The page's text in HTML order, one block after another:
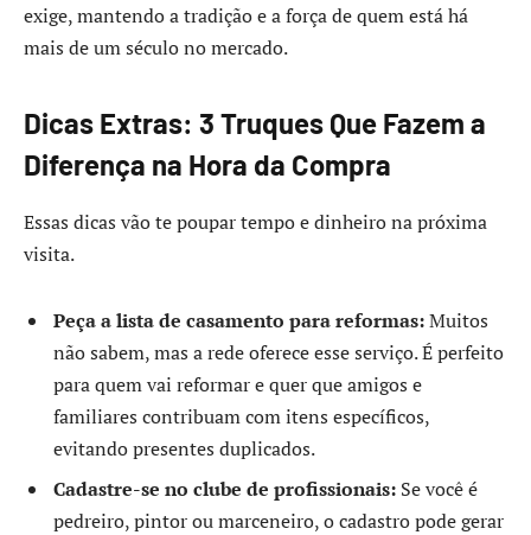
exige, mantendo a tradição e a força de quem está há
mais de um século no mercado.
Dicas Extras: 3 Truques Que Fazem a
Diferença na Hora da Compra
Essas dicas vão te poupar tempo e dinheiro na próxima
visita.
Peça a lista de casamento para reformas:Muitos
não sabem, mas a rede oferece esse serviço. É perfeito
para quem vai reformar e quer que amigos e
familiares contribuam com itens específicos,
evitando presentes duplicados.
Cadastre-se no clube de profissionais: Se você é
pedreiro, pintor ou marceneiro, o cadastro pode gerar